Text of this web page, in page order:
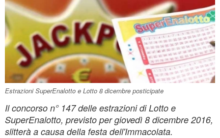
Estrazioni SuperEnalotto e Lotto 8 dicembre posticipate
Il concorso n° 147 delle estrazioni di Lotto e
SuperEnalotto, previsto per giovedì 8 dicembre 2016,
slitterà a causa della festa dell'Immacolata.